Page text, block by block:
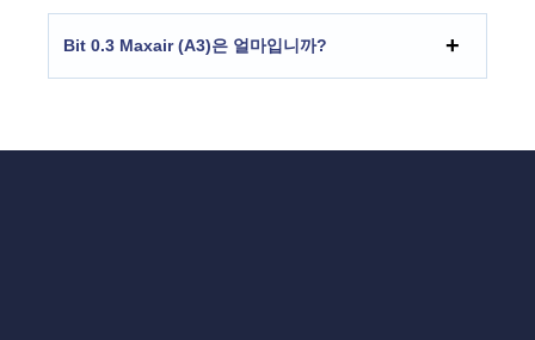
Bit 0.3 Maxair (A3)은 얼마입니까?